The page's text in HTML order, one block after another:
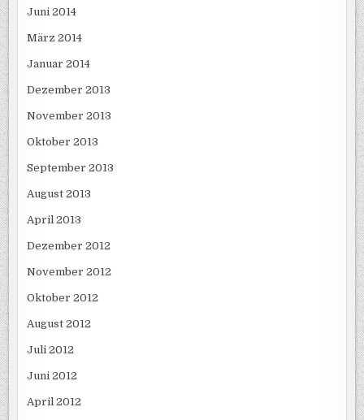
Juni 2014
März 2014
Januar 2014
Dezember 2013
November 2013
Oktober 2013
September 2013
August 2013
April 2013
Dezember 2012
November 2012
Oktober 2012
August 2012
Juli 2012
Juni 2012
April 2012